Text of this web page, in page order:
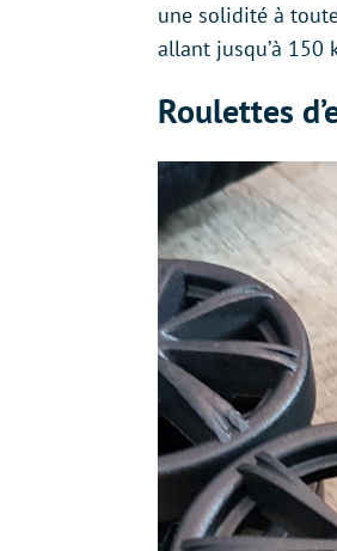
une solidité à
allant jusqu’à 150
Roulettes